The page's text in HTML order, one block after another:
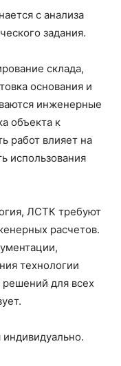
с анализа
задания.
склада,
основания и
инженерные
объекта к
работ влияет на
использования
ЛСТК требуют
расчетов.
технологии
для всех